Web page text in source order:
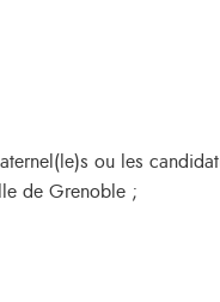
ou les
de Grenoble ;